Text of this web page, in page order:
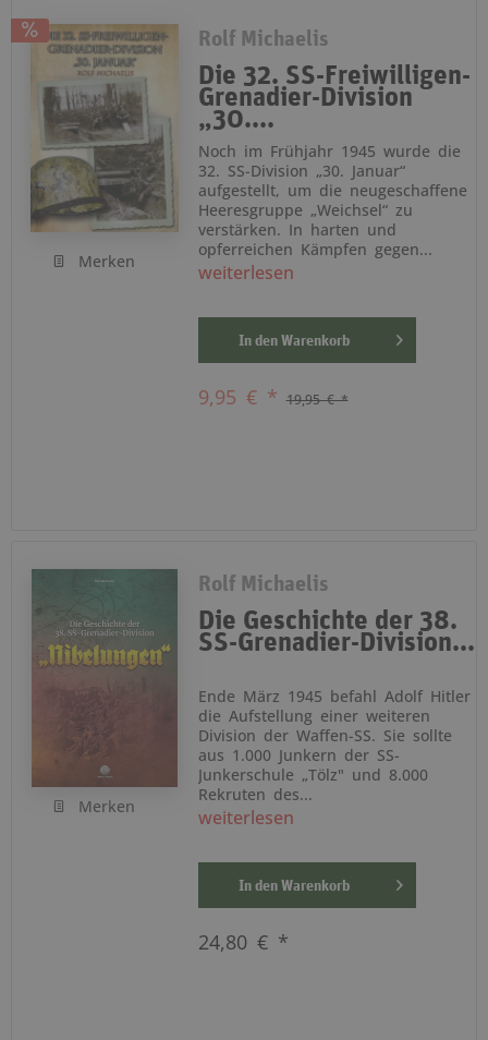
Merken
Rolf Michaelis
Die 32. SS-Freiwilligen-
Grenadier-Division
„30....
Noch im Frühjahr 1945 wurde die
32. SS-Division „30. Januar“
aufgestellt, um die neugeschaffene
Heeresgruppe „Weichsel“ zu
verstärken. In harten und
opferreichen Kämpfen gegen...
weiterlesen
In den Warenkorb
9,95 € * 19,95 € *
Merken
Rolf Michaelis
Die Geschichte der 38.
SS-Grenadier-Division...
Ende März 1945 befahl Adolf Hitler
die Aufstellung einer weiteren
Division der Waffen-SS. Sie sollte
aus 1.000 Junkern der SS-
Junkerschule „Tölz" und 8.000
Rekruten des...
weiterlesen
In den Warenkorb
24,80 € *